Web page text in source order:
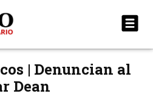
| Denuncian al
Dean